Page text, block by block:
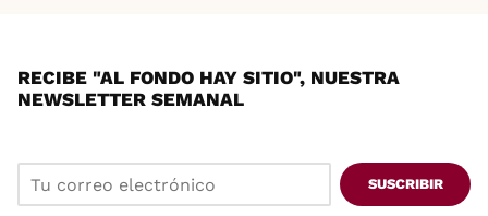
RECIBE "AL FONDO HAY SITIO", NUESTRA
NEWSLETTER SEMANAL
SUSCRIBIR